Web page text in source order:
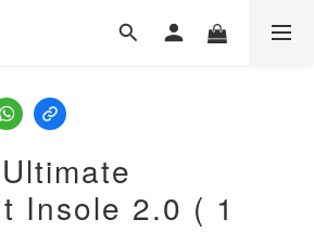
Insole 2.0 ( 1